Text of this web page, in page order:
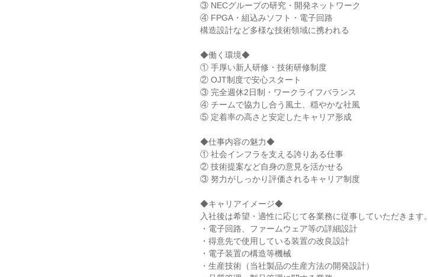
③ NECグループの研究・開発ネットワーク
④ FPGA・組込みソフト・電子回路
構造設計など多様な技術領域に携われる
◆働く環境◆
① 手厚い新人研修・技術研修制度
② OJT制度で安心スタート
③ 完全週休2日制・ワークライフバランス
④ チームで協力し合う風土、穏やかな社風
⑤ 定着率の高さと安定したキャリア形成
◆仕事内容の魅力◆
① 社会インフラを支える誇りある仕事
② 技術提案など自身の意見を活かせる
③ 努力がしっかり評価されるキャリア制度
◆キャリアイメージ◆
入社後は希望・適性に応じて各業務に従事していただきます。
・電子回路、ファームウェア等の詳細設計
・得意先で使用している装置の改良設計
・電子装置の構造等機械
・生産技術（当社製品の生産方法の開発設計）